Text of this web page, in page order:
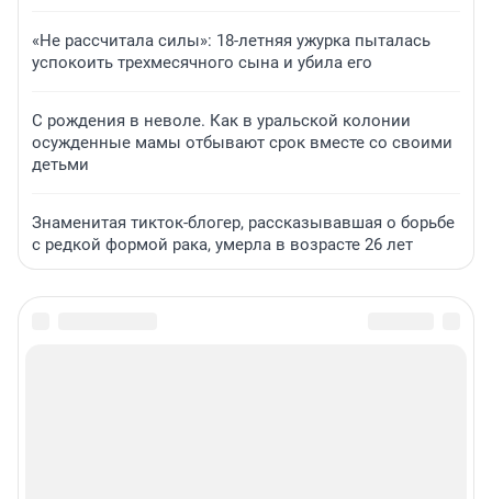
«Не рассчитала силы»: 18-летняя ужурка пыталась
успокоить трехмесячного сына и убила его
С рождения в неволе. Как в уральской колонии
осужденные мамы отбывают срок вместе со своими
детьми
Знаменитая тикток-блогер, рассказывавшая о борьбе
с редкой формой рака, умерла в возрасте 26 лет